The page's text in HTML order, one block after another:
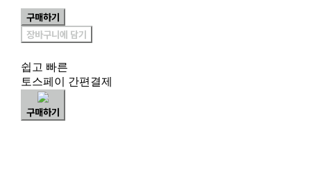
구매하기
장바구니에 담기
쉽고 빠른
토스페이 간편결제
구매하기